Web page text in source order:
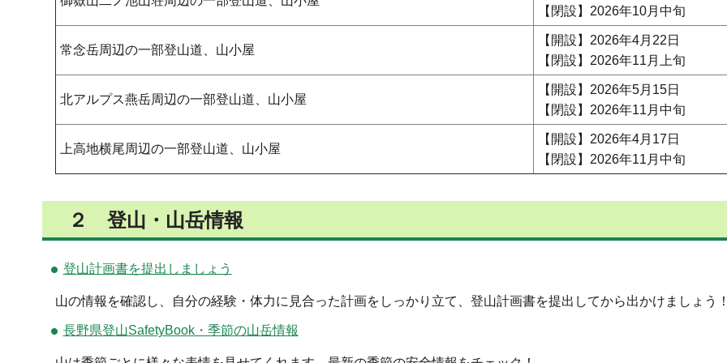
【閉設】2026年10月中旬
常念岳周辺の一部登山道、山小屋
【開設】2026年4月22日
【閉設】2026年11月上旬
北アルプス燕岳周辺の一部登山道、山小屋
【開設】2026年5月15日
【閉設】2026年11月中旬
上高地横尾周辺の一部登山道、山小屋
【開設】2026年4月17日
【閉設】2026年11月中旬
２ 登山・山岳情報
登山計画書を提出しましょう
山の情報を確認し、自分の経験・体力に見合った計画をしっかり立て、登山計画書を提出してから出かけましょう
長野県登山SafetyBook・季節の山岳情報